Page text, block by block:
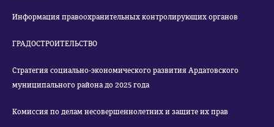
Информация правоохранительных контролирующих органов
ГРАДОСТРОИТЕЛЬСТВО
Стратегия социально-экономического развития Ардатовского
муниципального района до 2025 года
Комиссия по делам несовершеннолетних и защите их прав